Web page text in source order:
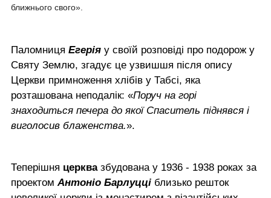
ближнього свого».
Паломниця Егерія у своїй розповіді про подорож у
Святу Землю, згадує це узвишшя після опису
Церкви примноження хлібів у Табсі, яка
розташована неподалік: «Поруч на горі
знаходиться печера до якої Спаситель піднявся і
виголосив блаженства.».
Теперішня церква збудована у 1936 - 1938 роках за
проектом Антоніо Барлуцці близько решток